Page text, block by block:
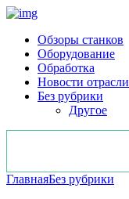
Обзоры станков
Оборудование
Обработка
Новости отрасли
Без рубрики
Другое
ГлавнаяБез рубрики